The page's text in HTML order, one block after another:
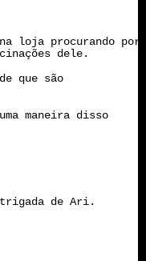
loja procurando por
dele.
que são
maneira disso
de Ari.